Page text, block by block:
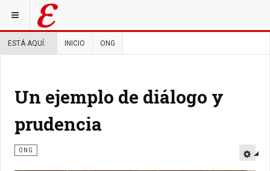
ESTÁ AQUÍ: INICIO ONG
Un ejemplo de diálogo y
prudencia
ONG